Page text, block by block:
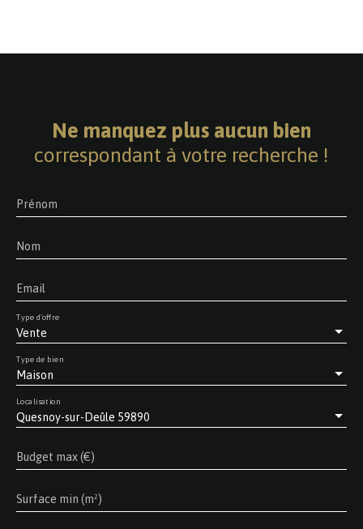
Ne manquez plus aucun bien
correspondant à votre recherche !
Prénom
Nom
Email
Vente
Type d'offre
Maison
Type de bien
Quesnoy-sur-Deûle 59890
Localisation
Budget max (€)
Surface min (m²)